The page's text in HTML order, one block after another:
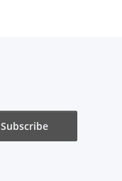
Subscribe